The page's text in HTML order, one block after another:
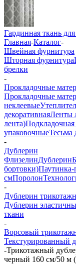
Гардинная ткань
Главная-Каталог-
Швейная фурнитура
Шторная фурнитура
брелки
-
Прокладочные
Прокладочные
неклеевые
декоративнаяЛенты
лента)Подкладочная
упаковочныеТесьма
-
Дублерин
ФлизелинДублерин
бортовки)Паутинка-
смПоролон
-
Дублерин
Дублерин
ткани
-
Ворсовый
Текстурированный
-Трикотажный
черный 160 см/50 м